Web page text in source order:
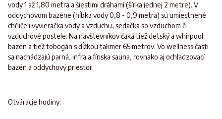
vody 1 až 1,80 metra a šiestimi dráhami (šírka jednej 2 metre). V
oddychovom bazéne (hĺbka vody 0,8 - 0,9 metra) sú umiestnené
chŕliče i vyvieračka vody a vzduchu, sedačka so vzduchom či
vzduchové postele. Na návštevníkov čaká tiež detský a whirpool
bazén a tiež tobogán s dĺžkou takmer 65 metrov. Vo wellness časti
sa nachádzajú parná, infra a fínska sauna, rovnako aj ochladzovací
bazén a oddychový priestor.
Otváracie hodiny: